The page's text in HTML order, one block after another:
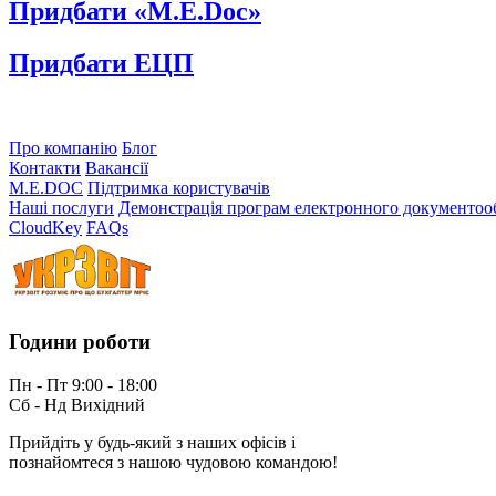
Придбати «M.E.Doc»
Придбати ЕЦП
Про компанію Блог
Контакти Вакансії
M.E.DOC Підтримка користувачів
Наші послуги Демонстрація програм електронного
CloudKey FAQs
Години роботи
Пн - Пт 9:00 - 18:00
Сб - Нд Вихідний
Прийдіть у будь-який з наших офісів і
познайомтеся з нашою чудовою командою!